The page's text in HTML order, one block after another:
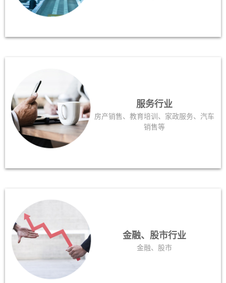
服务行业
房产销售、教育培训、家政服务、汽车
销售等
金融、股市行业
金融、股市